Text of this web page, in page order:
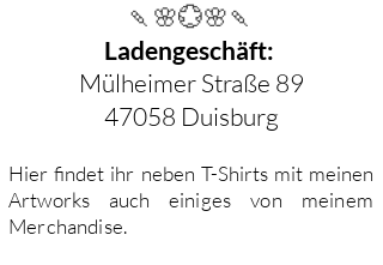
🍡🌸💮🌸🍡
Ladengeschäft:
Mülheimer Straße 89
47058 Duisburg
Hier findet ihr neben T-Shirts mit meinen
Artworks auch einiges von meinem
Merchandise.